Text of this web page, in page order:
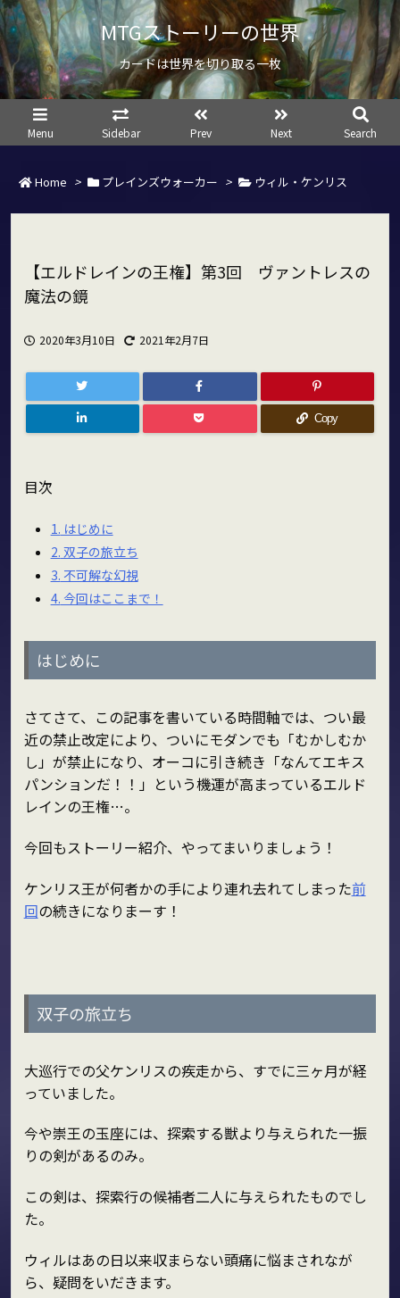
MTGストーリーの世界
カードは世界を切り取る一枚
Menu Sidebar Prev Next Search
Home > プレインズウォーカー > ウィル・ケンリス
【エルドレインの王権】第3回 ヴァントレスの
魔法の鏡
2020年3月10日 2021年2月7日
Copy
目次
1. はじめに
2. 双子の旅立ち
3. 不可解な幻視
4. 今回はここまで！
はじめに
さてさて、この記事を書いている時間軸では、つい最
近の禁止改定により、ついにモダンでも「むかしむか
し」が禁止になり、オーコに引き続き「なんてエキス
パンションだ！！」という機運が高まっているエルド
レインの王権…。
今回もストーリー紹介、やってまいりましょう！
ケンリス王が何者かの手により連れ去れてしまった前
回の続きになりまーす！
双子の旅立ち
大巡行での父ケンリスの疾走から、すでに三ヶ月が経
っていました。
今や崇王の玉座には、探索する獣より与えられた一振
りの剣があるのみ。
この剣は、探索行の候補者二人に与えられたものでし
た。
ウィルはあの日以来収まらない頭痛に悩まされなが
ら、疑問をいだきます。